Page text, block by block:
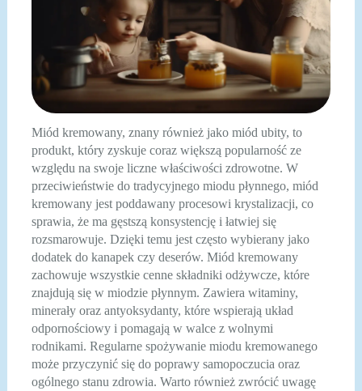
Miód kremowany, znany również jako miód ubity, to
produkt, który zyskuje coraz większą popularność ze
względu na swoje liczne właściwości zdrowotne. W
przeciwieństwie do tradycyjnego miodu płynnego, miód
kremowany jest poddawany procesowi krystalizacji, co
sprawia, że ma gęstszą konsystencję i łatwiej się
rozsmarowuje. Dzięki temu jest często wybierany jako
dodatek do kanapek czy deserów. Miód kremowany
zachowuje wszystkie cenne składniki odżywcze, które
znajdują się w miodzie płynnym. Zawiera witaminy,
minerały oraz antyoksydanty, które wspierają układ
odpornościowy i pomagają w walce z wolnymi
rodnikami. Regularne spożywanie miodu kremowanego
może przyczynić się do poprawy samopoczucia oraz
ogólnego stanu zdrowia. Warto również zwrócić uwagę